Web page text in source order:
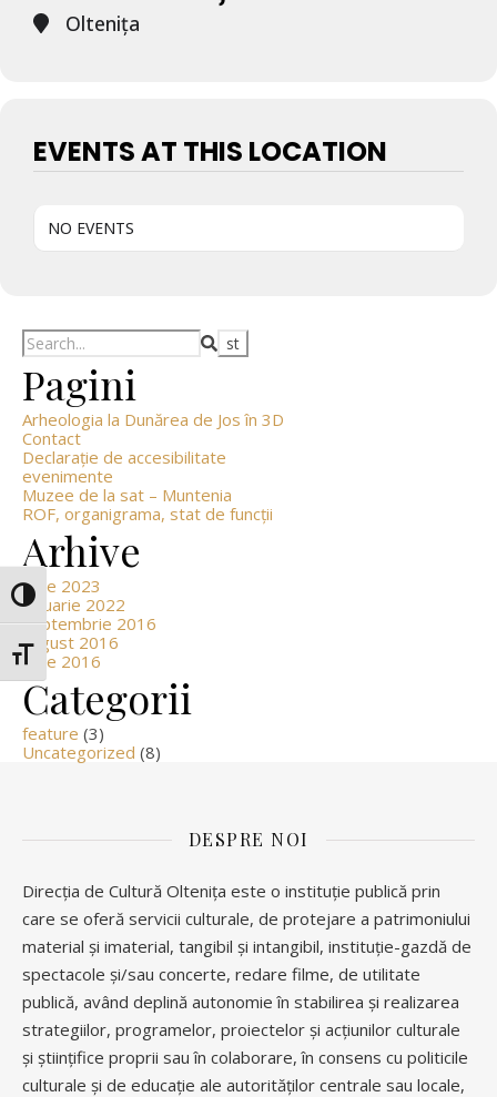
Glisor nivel contrast
Glisor mărime font
Olteniţa
EVENTS AT THIS LOCATION
NO EVENTS
Search
Pagini
Arheologia la Dunărea de Jos în 3D
Contact
Declarație de accesibilitate
evenimente
Muzee de la sat – Muntenia
ROF, organigrama, stat de funcții
Arhive
iunie 2023
ianuarie 2022
septembrie 2016
august 2016
iunie 2016
Categorii
feature (3)
Uncategorized (8)
DESPRE NOI
Direcția de Cultură Oltenița este o instituție publică prin
care se oferă servicii culturale, de protejare a patrimoniului
material și imaterial, tangibil și intangibil, instituție-gazdă de
spectacole și/sau concerte, redare filme, de utilitate
publică, având deplină autonomie în stabilirea și realizarea
strategiilor, programelor, proiectelor și acțiunilor culturale
și științifice proprii sau în colaborare, în consens cu politicile
culturale și de educație ale autorităților centrale sau locale,